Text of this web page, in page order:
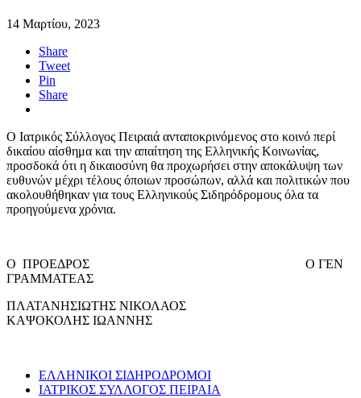
14 Μαρτίου, 2023
Share
Tweet
Pin
Share
Ο Ιατρικός Σύλλογος Πειραιά ανταποκρινόμενος στο κοινό περί
δικαίου αίσθημα και την απαίτηση της Ελληνικής Κοινωνίας,
προσδοκά ότι η δικαιοσύνη θα προχωρήσει στην αποκάλυψη των
ευθυνών μέχρι τέλους όποιων προσώπων, αλλά και πολιτικών που
ακολουθήθηκαν για τους Ελληνικούς Σιδηρόδρομους όλα τα
προηγούμενα χρόνια.
Ο ΠΡΟΕΔΡΟΣ Ο ΓΕΝ
ΓΡΑΜΜΑΤΕΑΣ
ΠΛΑΤΑΝΗΣΙΩΤΗΣ ΝΙΚΟΛΑΟΣ
ΚΑΨΟΚΟΛΗΣ ΙΩΑΝΝΗΣ
ΕΛΛΗΝΙΚΟΙ ΣΙΔΗΡΟΔΡΟΜΟΙ
ΙΑΤΡΙΚΟΣ ΣΥΛΛΟΓΟΣ ΠΕΙΡΑΙΑ